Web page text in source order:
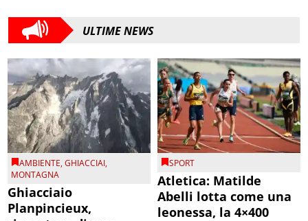
ULTIME NEWS
AMBIENTE,GHIACCIAI,
MONTAGNA
Ghiacciaio
Planpincieux,
SPORT
Atletica: Matilde
Abelli lotta come una
leonessa, la 4×400